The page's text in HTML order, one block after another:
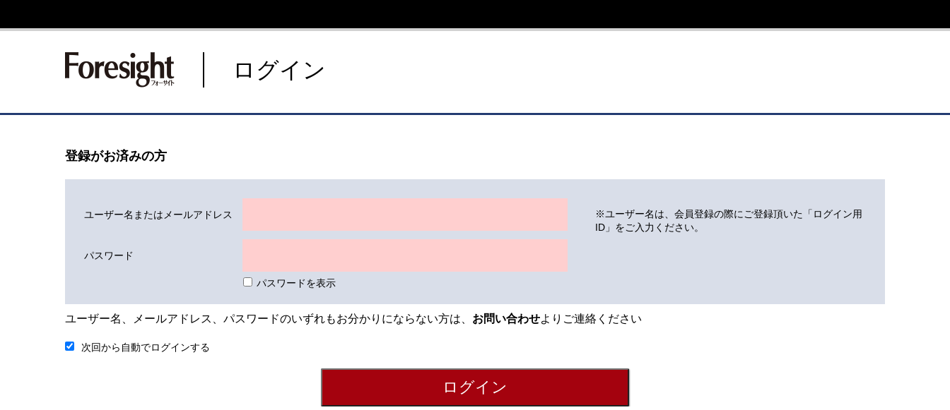
新潮社 Foresight フォーサイト
ログイン
登録がお済みの方
ユーザー名またはメールアドレス
パスワード
パスワードを表示
※ユーザー名は、会員登録の際にご登録頂いた「ログイン用
ID」をご入力ください。
ユーザー名、メールアドレス、パスワードのいずれもお分かりにならない方は、 お問い合わせよりご連絡ください
次回から自動でログインする